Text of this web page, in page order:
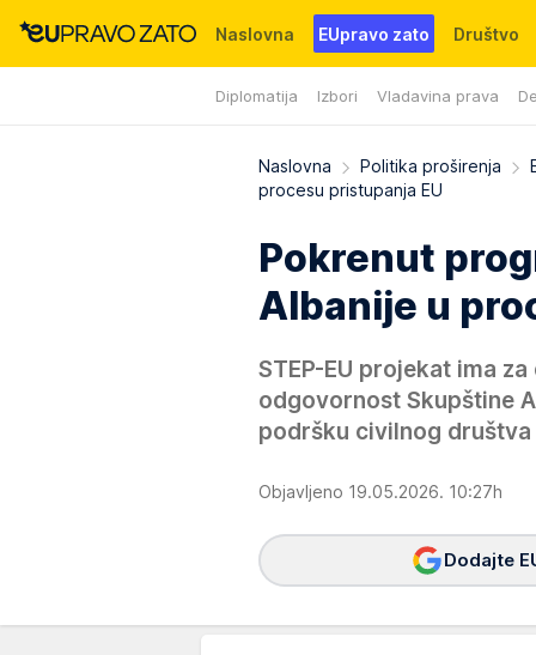
Naslovna EUpravo zato Društvo
Diplomatija Izbori Vladavina prava
Događaji News WMG fondacija
Naslovna Politika proširenja
procesu pristupanja EU
Pokrenut
Albanije u
STEP-EU projekat ima
odgovornost Skupštine
podršku civilnog društva
Objavljeno 19.05.2026. 10:27h
Dodajte